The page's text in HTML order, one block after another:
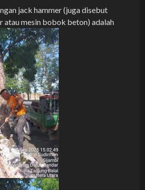
jack hammer (juga disebut
atau mesin bobok beton) adalah